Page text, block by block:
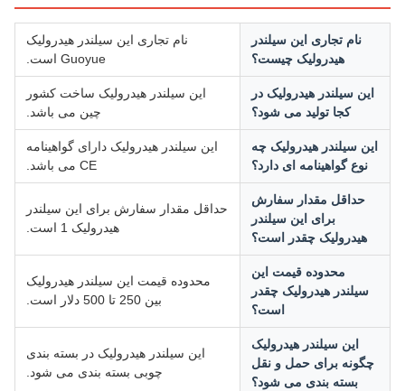
نام تجاری این سیلندر
هیدرولیک چیست؟
نام تجاری این سیلندر هیدرولیک
Guoyue است.
این سیلندر هیدرولیک در
کجا تولید می شود؟
این سیلندر هیدرولیک ساخت کشور
چین می باشد.
سیلندر هیدرولیک چه
نوع گواهینامه ای دارد؟
این سیلندر هیدرولیک دارای گواهینامه
حداقل مقدار سفارش
برای این سیلندر
هیدرولیک چقدر است؟
حداقل مقدار سفارش برای این سیلندر
هیدرولیک 1 است.
محدوده قیمت این
سیلندر هیدرولیک چقدر
است؟
محدوده قیمت این سیلندر هیدرولیک
این سیلندر هیدرولیک
چگونه برای حمل و نقل
بسته بندی می شود؟
این سیلندر هیدرولیک در بسته بندی
چوبی بسته بندی می شود.